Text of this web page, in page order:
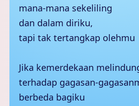
mana-mana sekeliling
dan dalam diriku,
tapi tak tertangkap olehmu
Jika kemerdekaan
terhadap gagasan-
berbeda bagiku